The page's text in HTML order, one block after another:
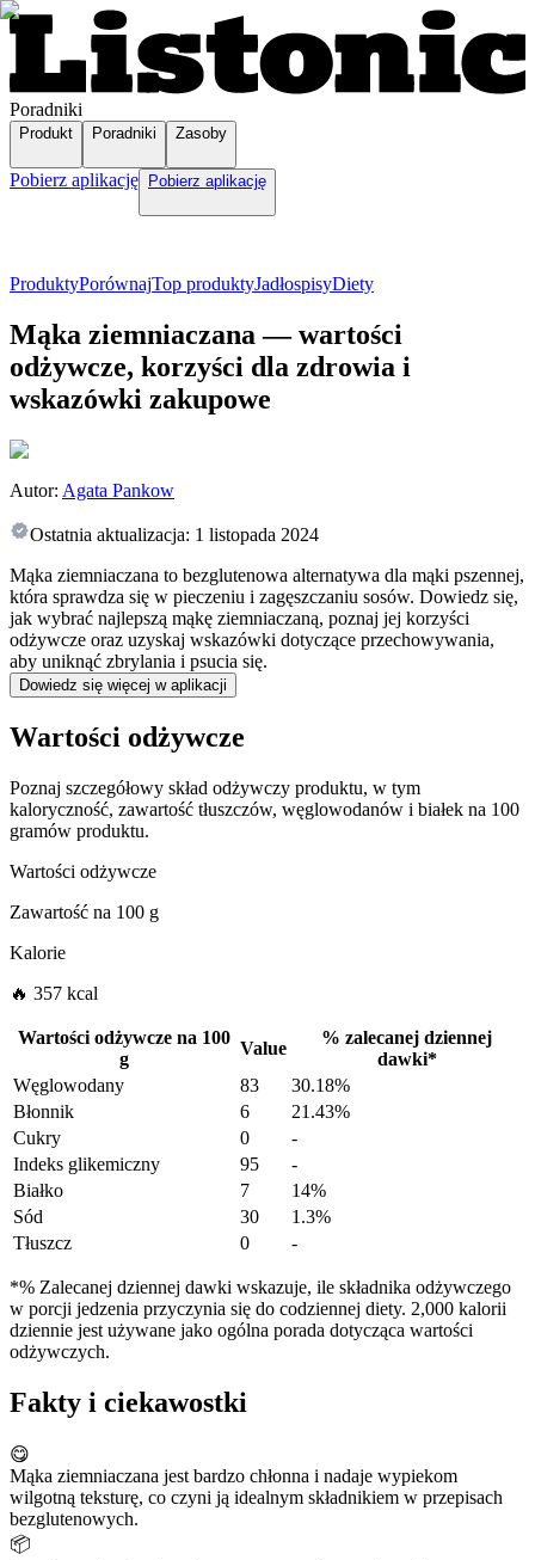
Poradniki
Produkt Poradniki Zasoby
Pobierz aplikację Pobierz aplikację
ProduktyPorównajTop produktyJadłospisyDiety
Mąka ziemniaczana — wartości
odżywcze, korzyści dla zdrowia i
wskazówki zakupowe
Autor: Agata Pankow
Ostatnia aktualizacja: 1 listopada 2024
Mąka ziemniaczana to bezglutenowa alternatywa dla mąki pszennej,
która sprawdza się w pieczeniu i zagęszczaniu sosów. Dowiedz się,
jak wybrać najlepszą mąkę ziemniaczaną, poznaj jej korzyści
odżywcze oraz uzyskaj wskazówki dotyczące przechowywania,
aby uniknąć zbrylania i psucia się.
Dowiedz się więcej w aplikacji
Wartości odżywcze
Poznaj szczegółowy skład odżywczy produktu, w tym
kaloryczność, zawartość tłuszczów, węglowodanów i białek na 100
gramów produktu.
Wartości odżywcze
Zawartość na 100 g
Kalorie
🔥 357 kcal
Wartości odżywcze na 100
g
Value
% zalecanej dziennej
dawki*
Węglowodany
83
30.18%
Błonnik
6
21.43%
Cukry
0
-
Indeks glikemiczny
95
-
Białko
7
14%
Sód
30
1.3%
Tłuszcz
0 -
*% Zalecanej dziennej dawki wskazuje, ile składnika odżywczego
w porcji jedzenia przyczynia się do codziennej diety. 2,000 kalorii
dziennie jest używane jako ogólna porada dotycząca wartości
odżywczych.
Fakty i ciekawostki
😋
Mąka ziemniaczana jest bardzo chłonna i nadaje wypiekom
wilgotną teksturę, co czyni ją idealnym składnikiem w przepisach
bezglutenowych.
📦